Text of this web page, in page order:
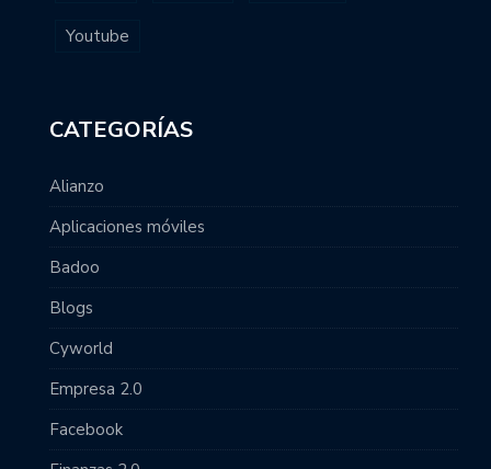
Youtube
CATEGORÍAS
Alianzo
Aplicaciones móviles
Badoo
Blogs
Cyworld
Empresa 2.0
Facebook